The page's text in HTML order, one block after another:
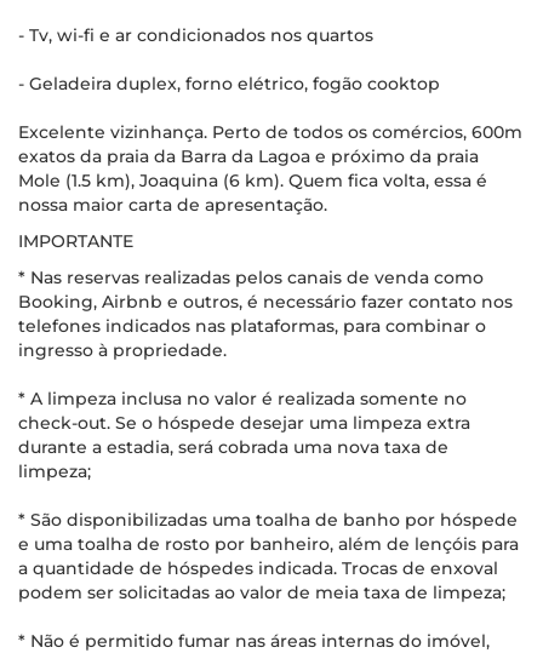
- Tv, wi-fi e ar condicionados nos quartos
- Geladeira duplex, forno elétrico, fogão cooktop
Excelente vizinhança. Perto de todos os comércios, 600m
exatos da praia da Barra da Lagoa e próximo da praia
Mole (1.5 km), Joaquina (6 km). Quem fica volta, essa é
nossa maior carta de apresentação.
IMPORTANTE
* Nas reservas realizadas pelos canais de venda como
Booking, Airbnb e outros, é necessário fazer contato nos
telefones indicados nas plataformas, para combinar o
ingresso à propriedade.
* A limpeza inclusa no valor é realizada somente no
check-out. Se o hóspede desejar uma limpeza extra
durante a estadia, será cobrada uma nova taxa de
limpeza;
* São disponibilizadas uma toalha de banho por hóspede
e uma toalha de rosto por banheiro, além de lençóis para
a quantidade de hóspedes indicada. Trocas de enxoval
podem ser solicitadas ao valor de meia taxa de limpeza;
* Não é permitido fumar nas áreas internas do imóvel,